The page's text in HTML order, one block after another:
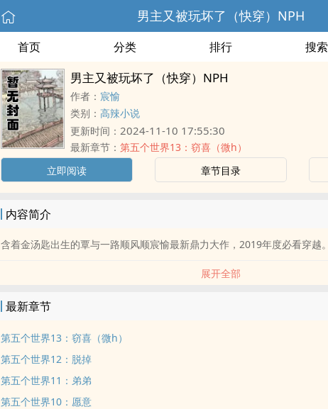
男主又被玩坏了（快穿）NPH
首页 分类 排行 搜索
男主又被玩坏了（快穿）NPH
作者： 宸愉
类别： 高辣小说
更新时间： 2024-11-10 17:55:30
最新章节： 第五个世界13：窃喜（微h）
立即阅读
章节目录
内容简介
含着金汤匙出生的覃与一路顺风顺宸愉最新鼎力大作，2019年度必看穿越。
展开全部
最新章节
第五个世界13：窃喜（微h）
第五个世界12：脱掉
第五个世界11：弟弟
第五个世界10：愿意